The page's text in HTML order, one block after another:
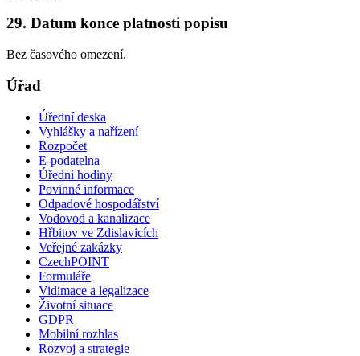
29. Datum konce platnosti popisu
Bez časového omezení.
Úřad
Úřední deska
Vyhlášky a nařízení
Rozpočet
E-podatelna
Úřední hodiny
Povinné informace
Odpadové hospodářství
Vodovod a kanalizace
Hřbitov ve Zdislavicích
Veřejné zakázky
CzechPOINT
Formuláře
Vidimace a legalizace
Životní situace
GDPR
Mobilní rozhlas
Rozvoj a strategie